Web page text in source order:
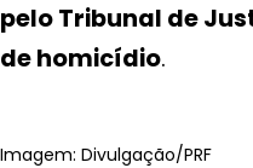
pelo Tribunal de
de homicídio.
Imagem: Divulgação/PRF